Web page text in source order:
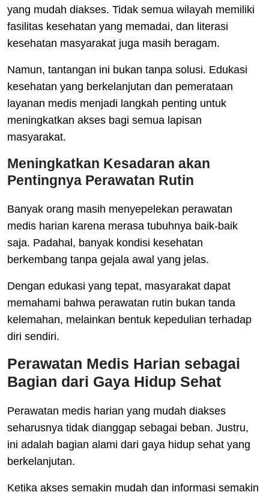
yang mudah diakses. Tidak semua wilayah memiliki
fasilitas kesehatan yang memadai, dan literasi
kesehatan masyarakat juga masih beragam.
Namun, tantangan ini bukan tanpa solusi. Edukasi
kesehatan yang berkelanjutan dan pemerataan
layanan medis menjadi langkah penting untuk
meningkatkan akses bagi semua lapisan
masyarakat.
Meningkatkan Kesadaran akan
Pentingnya Perawatan Rutin
Banyak orang masih menyepelekan perawatan
medis harian karena merasa tubuhnya baik-baik
saja. Padahal, banyak kondisi kesehatan
berkembang tanpa gejala awal yang jelas.
Dengan edukasi yang tepat, masyarakat dapat
memahami bahwa perawatan rutin bukan tanda
kelemahan, melainkan bentuk kepedulian terhadap
diri sendiri.
Perawatan Medis Harian sebagai
Bagian dari Gaya Hidup Sehat
Perawatan medis harian yang mudah diakses
seharusnya tidak dianggap sebagai beban. Justru,
ini adalah bagian alami dari gaya hidup sehat yang
berkelanjutan.
Ketika akses semakin mudah dan informasi semakin